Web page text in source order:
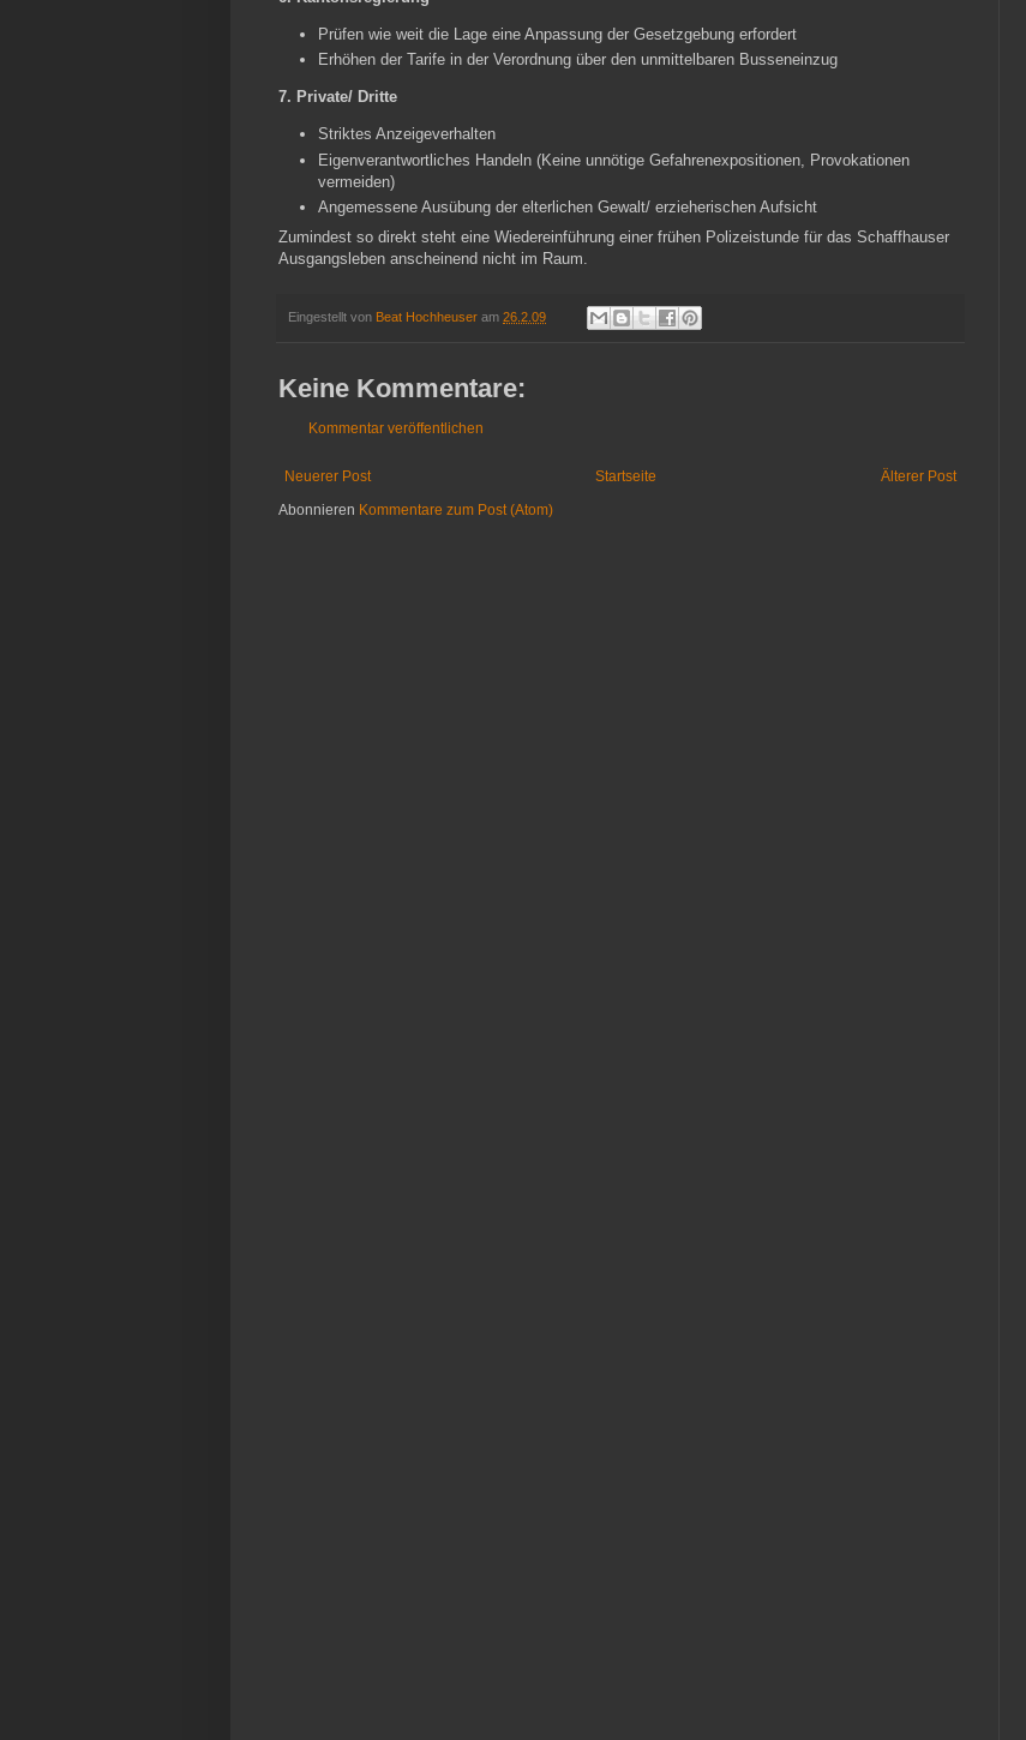
Prüfen wie weit die Lage eine Anpassung der Gesetzgebung erfordert
Erhöhen der Tarife in der Verordnung über den unmittelbaren Busseneinzug
7. Private/ Dritte
Striktes Anzeigeverhalten
Eigenverantwortliches Handeln (Keine unnötige Gefahrenexpositionen, Provokationen
vermeiden)
Angemessene Ausübung der elterlichen Gewalt/ erzieherischen Aufsicht
Zumindest so direkt steht eine Wiedereinführung einer frühen Polizeistunde für das Schaffhauser
Ausgangsleben anscheinend nicht im Raum.
Eingestellt von Beat Hochheuser am 26.2.09
Keine Kommentare:
Kommentar veröffentlichen
Neuerer Post Älterer Post
Startseite
Abonnieren Kommentare zum Post (Atom)